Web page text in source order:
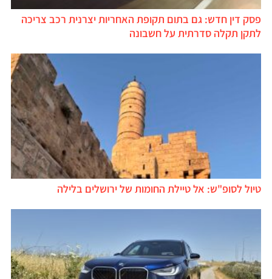
פסק דין חדש: גם בתום תקופת האחריות יצרנית רכב צריכה
לתקן תקלה סדרתית על חשבונה
טיול לסופ"ש: אל טיילת החומות של ירושלים בלילה